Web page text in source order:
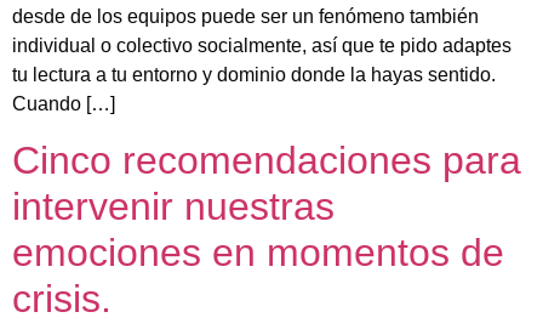
desde de los equipos puede ser un fenómeno también
individual o colectivo socialmente, así que te pido adaptes
tu lectura a tu entorno y dominio donde la hayas sentido.
Cuando […]
Cinco recomendaciones para
intervenir nuestras
emociones en momentos de
crisis.